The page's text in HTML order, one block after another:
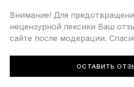
Внимание! Для
нецензурной лексики Ваш
сайте после модерации.
ОСТАВИТЬ